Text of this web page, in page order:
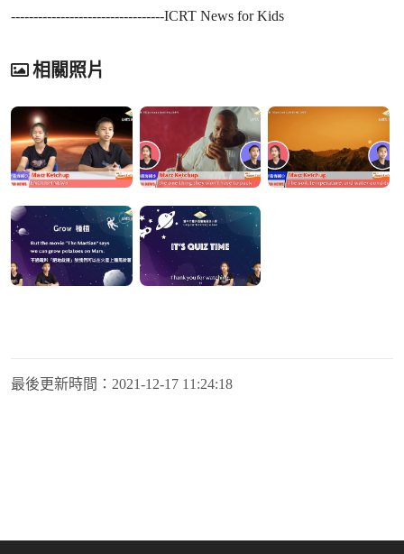
----------------------------------ICRT News for Kids
相關照片
最後更新時間： 2021-12-17 11:24:18